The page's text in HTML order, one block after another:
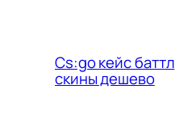
Cs:go кейс баттл
скины дешево